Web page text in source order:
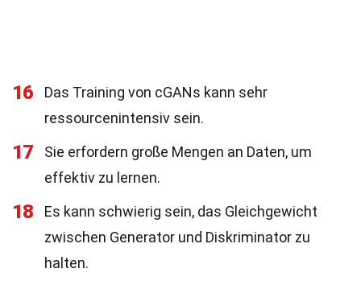
16
Das Training von cGANs kann sehr
ressourcenintensiv sein.
17
Sie erfordern große Mengen an Daten, um
effektiv zu lernen.
18
Es kann schwierig sein, das Gleichgewicht
zwischen Generator und Diskriminator zu
halten.